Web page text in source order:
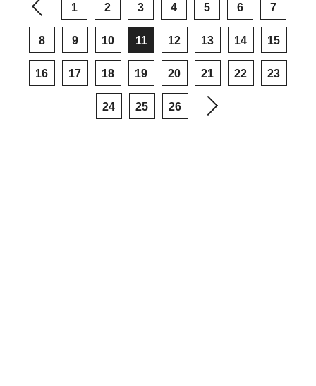
1 2 3 4 5 6 7
8 9 10 11 12 13 14 15
16 17 18 19 20 21 22 23
24 25 26